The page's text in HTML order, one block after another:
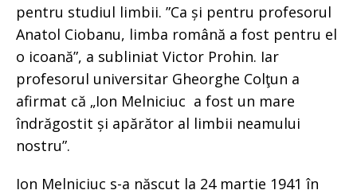
pentru studiul limbii. ”Ca și pentru profesorul
Anatol Ciobanu, limba română a fost pentru el
o icoană”, a subliniat Victor Prohin. Iar
profesorul universitar Gheorghe Colţun a
afirmat că „Ion Melniciuc a fost un mare
îndrăgostit și apărător al limbii neamului
nostru”.
Ion Melniciuc s-a născut la 24 martie 1941 în